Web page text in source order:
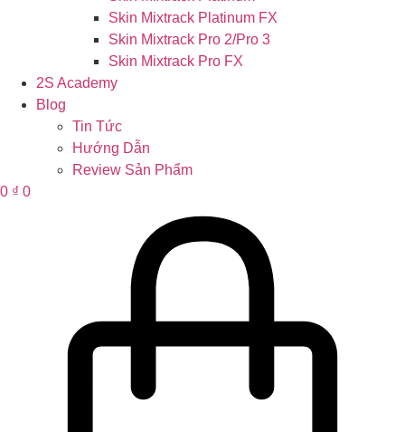
Skin Mixtrack Platinum FX
Skin Mixtrack Pro 2/Pro 3
Skin Mixtrack Pro FX
2S Academy
Blog
Tin Tức
Hướng Dẫn
Review Sản Phẩm
0 ₫ 0